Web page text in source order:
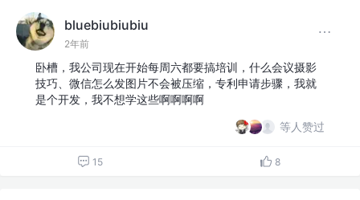
bluebiubiubiu
2年前
卧槽，我公司现在开始每周六都要搞培训，什么会议摄影
技巧、微信怎么发图片不会被压缩，专利申请步骤，我就
是个开发，我不想学这些啊啊啊啊
等人赞过
15 8